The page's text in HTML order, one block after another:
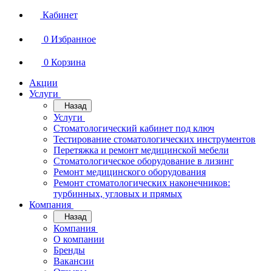
Кабинет
0 Избранное
0 Корзина
Акции
Услуги
Назад
Услуги
Стоматологический кабинет под ключ
Тестирование стоматологических инструментов
Перетяжка и ремонт медицинской мебели
Стоматологическое оборудование в лизинг
Ремонт медицинского оборудования
Ремонт стоматологических наконечников:
турбинных, угловых и прямых
Компания
Назад
Компания
О компании
Бренды
Вакансии